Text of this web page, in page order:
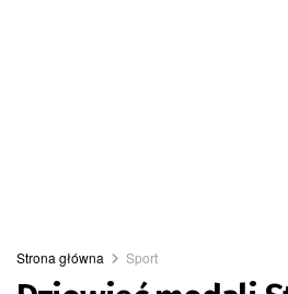
Strona główna Sport